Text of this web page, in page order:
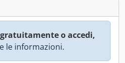
o accedi,
le informazioni.